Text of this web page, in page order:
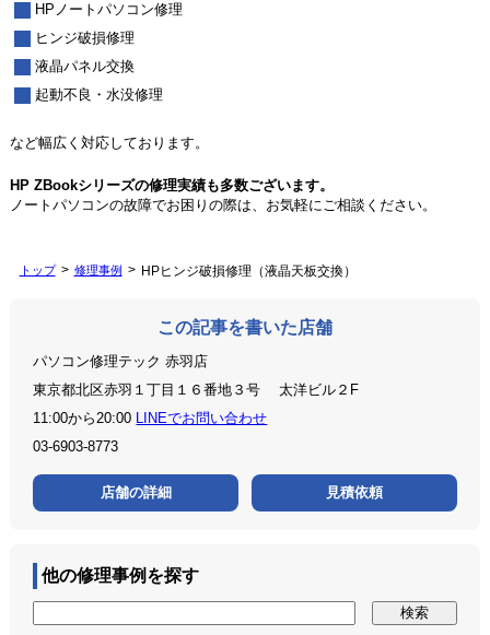
HPノートパソコン修理
ヒンジ破損修理
液晶パネル交換
起動不良・水没修理
など幅広く対応しております。
HP ZBookシリーズの修理実績も多数ございます。
ノートパソコンの故障でお困りの際は、お気軽にご相談ください。
トップ 修理事例 HPヒンジ破損修理（液晶天板交換）
この記事を書いた店舗
パソコン修理テック 赤羽店
東京都北区赤羽１丁目１６番地３号 太洋ビル２F
11:00から20:00 LINEでお問い合わせ
03-6903-8773
店舗の詳細 見積依頼
他の修理事例を探す